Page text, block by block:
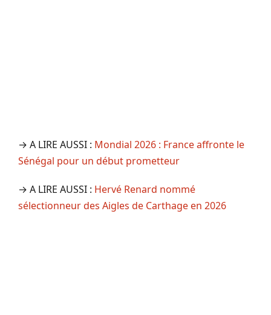
→ A LIRE AUSSI : Mondial 2026 : France affronte le
Sénégal pour un début prometteur
→ A LIRE AUSSI : Hervé Renard nommé
sélectionneur des Aigles de Carthage en 2026